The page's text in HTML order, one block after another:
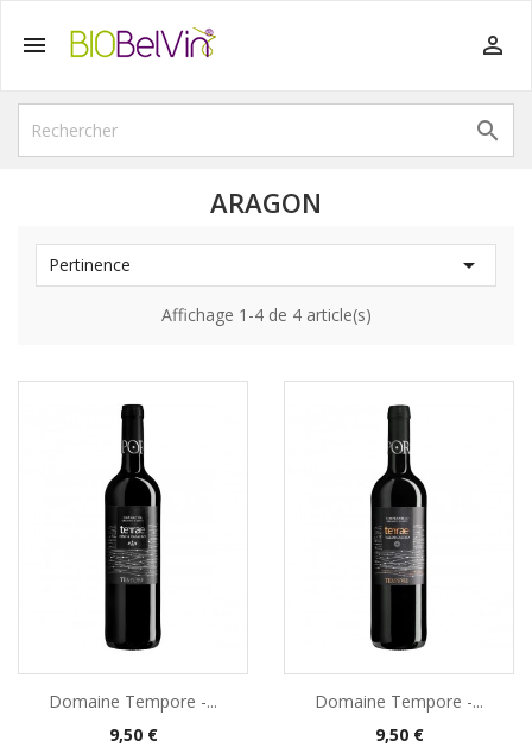
 

ARAGON
Pertinence 
Affichage 1-4 de 4 article(s)
Domaine Tempore -...
Prix
9,50 €
Domaine Tempore -...
Prix
9,50 €